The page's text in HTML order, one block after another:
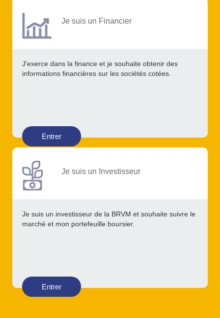
Je suis un Financier
J’exerce dans la finance et je souhaite obtenir des
informations financières sur les sociétés cotées.
Entrer
Je suis un Investisseur
Je suis un investisseur de la BRVM et souhaite suivre le
marché et mon portefeuille boursier.
Entrer